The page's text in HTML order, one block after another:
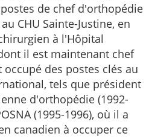
de chef d'orthopédie
CHU Sainte-Justine, en
à l'Hôpital
il est maintenant chef
des postes clés au
tels que président
d'orthopédie (1992-
(1995-1996), où il a
canadien à occuper ce